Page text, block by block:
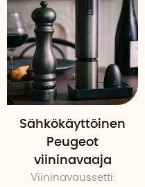
Sähkökäyttöinen
Peugeot
viininavaaja
Viininavaussetti: